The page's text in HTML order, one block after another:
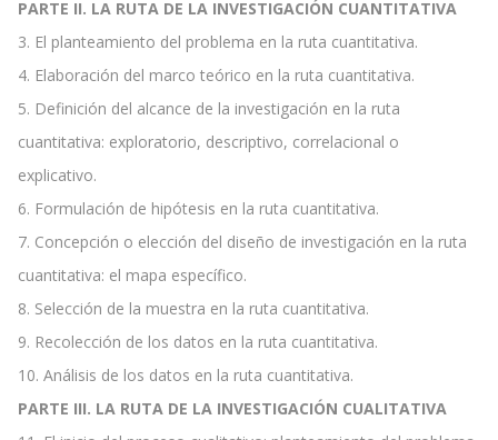
PARTE II. LA RUTA DE LA INVESTIGACIÓN CUANTITATIVA
3. El planteamiento del problema en la ruta cuantitativa.
4. Elaboración del marco teórico en la ruta cuantitativa.
5. Definición del alcance de la investigación en la ruta
cuantitativa: exploratorio, descriptivo, correlacional o
explicativo.
6. Formulación de hipótesis en la ruta cuantitativa.
7. Concepción o elección del diseño de investigación en la ruta
cuantitativa: el mapa específico.
8. Selección de la muestra en la ruta cuantitativa.
9. Recolección de los datos en la ruta cuantitativa.
10. Análisis de los datos en la ruta cuantitativa.
PARTE III. LA RUTA DE LA INVESTIGACIÓN CUALITATIVA